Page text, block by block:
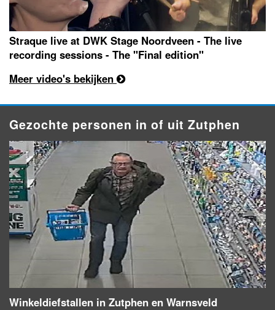
Straque live at DWK Stage Noordveen - The live
recording sessions - The "Final edition"
Meer video's bekijken
Gezochte personen in of uit Zutphen
Winkeldiefstallen in Zutphen en Warnsveld